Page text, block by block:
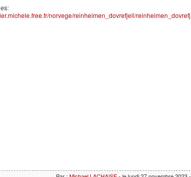
norvege/reinheimen_dovrefjell/reinheimen_dovrefj